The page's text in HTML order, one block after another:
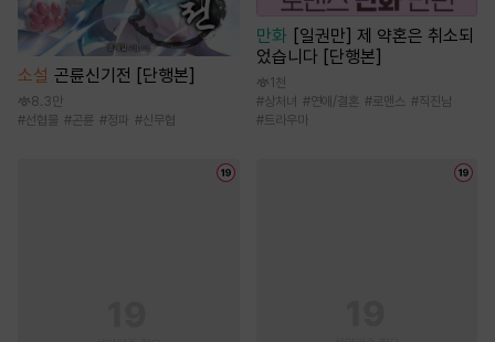
소설 곤륜신기전 [단행본]
8.3만
#선협물 #곤륜 #정파 #신무협
만화 [일권만] 제 약혼은 취소되
었습니다 [단행본]
1천
#상처녀 #연애/결혼 #로맨스 #직진남
#트라우마